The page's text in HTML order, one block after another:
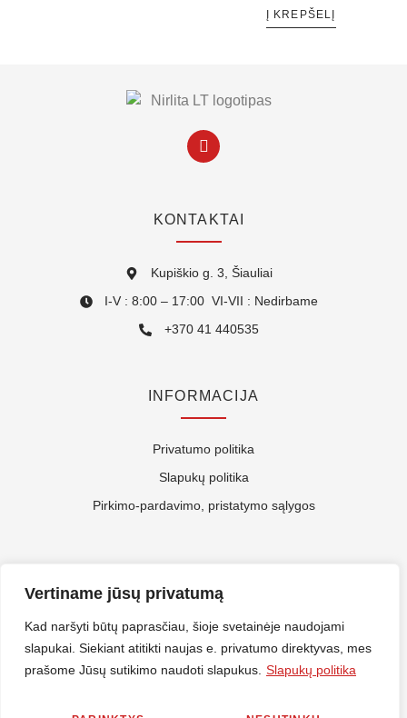
Vertiname jūsų privatumą
Kad naršyti būtų paprasčiau, šioje svetainėje naudojami
slapukai. Siekiant atitikti naujas e. privatumo direktyvas, mes
prašome Jūsų sutikimo naudoti slapukus. Slapukų politika
Į KREPŠELĮ
KONTAKTAI
Kupiškio g. 3, Šiauliai
I-V : 8:00 – 17:00 VI-VII : Nedirbame
+370 41 440535
INFORMACIJA
Privatumo politika
Slapukų politika
Pirkimo-pardavimo, pristatymo sąlygos
Kontaktai
Rekvizitai
ES Parama